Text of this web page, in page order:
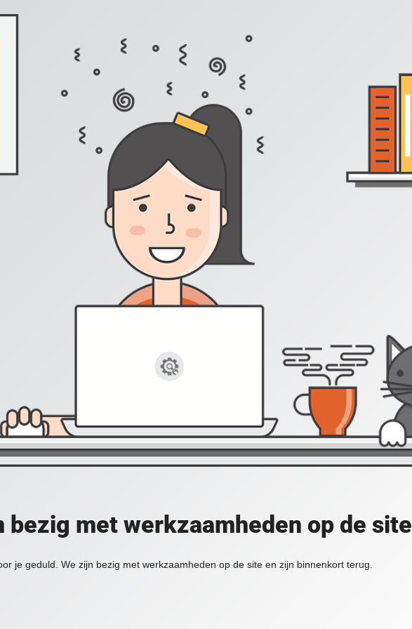
bezig met werkzaamheden op de site
je geduld. We zijn bezig met werkzaamheden op de site en zijn binnenkort terug.